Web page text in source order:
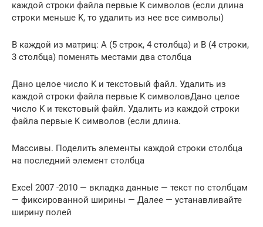
каждой строки файла первые K символов (если длина
строки меньше K, то удалить из нее все символы)
В каждой из матриц: A (5 строк, 4 столбца) и В (4 строки,
3 столбца) поменять местами два столбца
Дано целое число K и текстовый файл. Удалить из
каждой строки файла первые K символовДано целое
число K и текстовый файл. Удалить из каждой строки
файла первые K символов (если длина.
Массивы. Поделить элементы каждой строки столбца
на последний элемент столбца
Excel 2007 -2010 — вкладка данные — текст по столбцам
— фиксированной ширины — Далее — устанавливайте
ширину полей